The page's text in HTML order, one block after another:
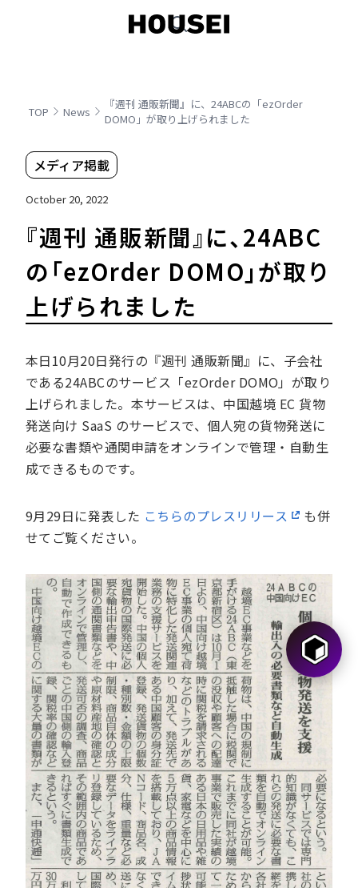
TOP News
『週刊 通販新聞』に、24ABCの「ezOrder
DOMO」が取り上げられました
メディア掲載
October 20, 2022
『週刊 通販新聞』に、24ABC
の「ezOrder DOMO」が取り
上げられました
本日10月20日発行の『週刊 通販新聞』に、子会社
である24ABCのサービス「ezOrder DOMO」が取り
上げられました。本サービスは、中国越境 EC 貨物
発送向け SaaS のサービスで、個人宛の貨物発送に
必要な書類や通関申請をオンラインで管理・自動生
成できるものです。
9月29日に発表した こちらのプレスリリース
も併
せてご覧ください。